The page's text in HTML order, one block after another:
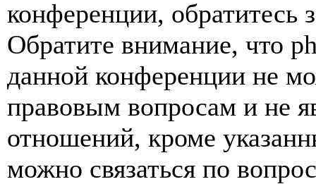
конференции, обратитесь
Обратите внимание, что
данной конференции не
правовым вопросам и не
отношений, кроме
можно связаться по